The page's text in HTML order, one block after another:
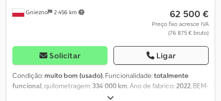
Gniezno 2 456 km 62 500 €
Preço fixo acresce IVA
(76 875 € bruto)
Solicitar Ligar
Condição: muito bom (usado), Funcionalidade:totalmente
funcional , quilometragem: 334 000 km , Ano de fabrico: 2022 , BEM-
VINDOS A EMPRESA SMUSZKIEWICZ OFERECE: CAMIÃO TRATOR